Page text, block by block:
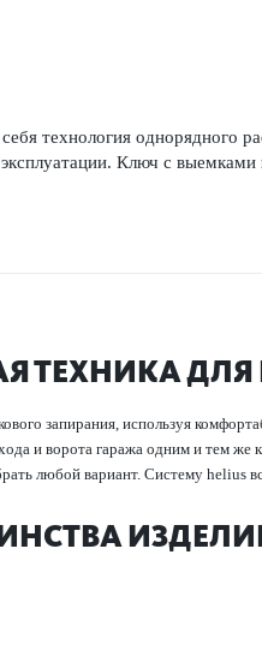
технология однорядного
Ключ с
ТЕХНИКА
запирания, используя
и ворота гаража одним и тем
любой вариант. Систему helius